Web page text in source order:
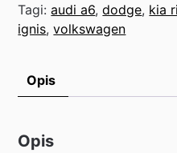
Tagi:audi a6,dodge, kia
ignis,volkswagen
Opis
Opis